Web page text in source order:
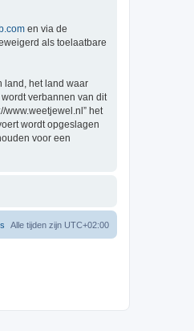
en via de
als toelaatbare
land, het land waar
verbannen van dit
www.weetjewel.nl” het
wordt opgeslagen
voor een
Alle tijden zijn UTC+02:00